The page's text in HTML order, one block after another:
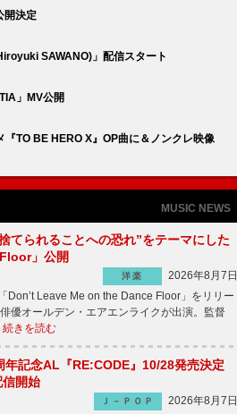
開決定
SAWANO)」配信スタート
」MV公開
TO BE HERO X』OP曲に＆ノンクレ映像
MUSIC NEWS
てられることへの恐れ”をテーマにした
」公開
洋楽
2026年8月7日
Leave Me on the Dance Floor」をリリー
オールデン・エアエンライクが出演。監督
続きを読む
年記念AL『RE:CODE』10/28発売決定
信開始
Ｊ－ＰＯＰ
2026年8月7日